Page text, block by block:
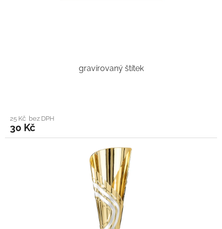
gravírovaný štítek
25 Kč bez DPH
30 Kč